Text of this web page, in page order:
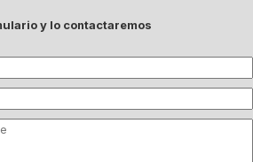
y lo contactaremos